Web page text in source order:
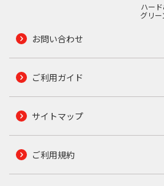
ハー
グリー
お問い合わせ
ご利用ガイド
サイトマップ
ご利用規約